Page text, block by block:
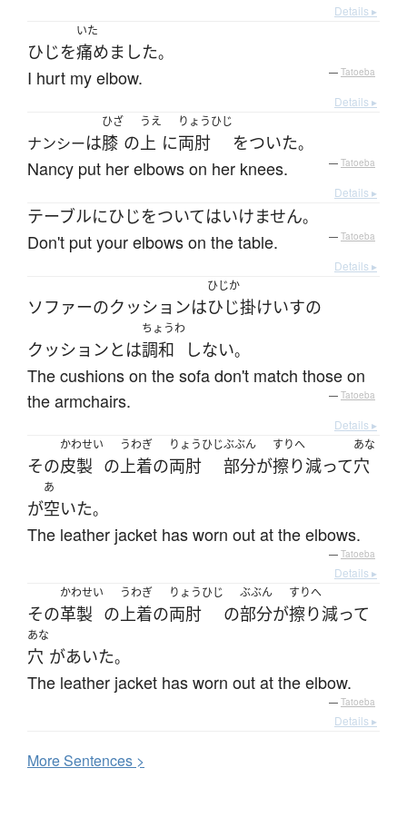
Details ▸
ひじを
いた
痛めました。
I hurt my elbow. — Tatoeba
Details ▸
ナンシーは
ひざ
膝 の
うえ
上 に
りょうひじ
両肘 をついた。
Nancy put her elbows on her knees. — Tatoeba
Details ▸
テーブルにひじをついてはいけません。
Don't put your elbows on the table. — Tatoeba
Details ▸
ソファーのクッションは
ひじか
ひじ掛けいすの
クッションとは
ちょうわ
調和 しない。
The cushions on the sofa don't match those on
the armchairs.
— Tatoeba
Details ▸
その
かわせい
皮製 の
うわぎ
上着の
りょうひじ
両肘
ぶぶん
部分が
すりへ
擦り減って
あな
穴
が
あ
空いた。
The leather jacket has worn out at the elbows.
— Tatoeba
Details ▸
その
かわせい
革製 の
うわぎ
上着の
りょうひじ
両肘 の
ぶぶん
部分が
すりへ
擦り減って
あな
穴 があいた。
The leather jacket has worn out at the elbow.
— Tatoeba
Details ▸
MoreSentences >